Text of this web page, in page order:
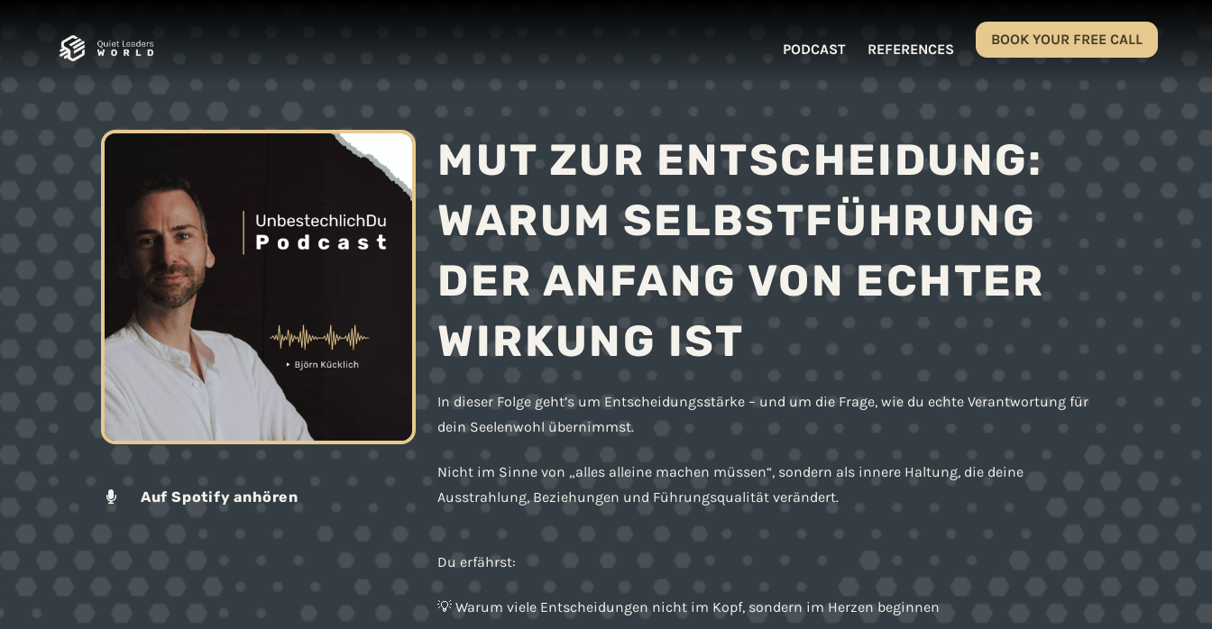
PODCAST REFERENCES
BOOK YOUR FREE CALL
Auf Spotify anhören
MUT ZUR ENTSCHEIDUNG:
WARUM SELBSTFÜHRUNG
DER ANFANG VON ECHTER
WIRKUNG IST
In dieser Folge geht’s um Entscheidungsstärke – und um die Frage, wie du echte Verantwortung für
dein Seelenwohl übernimmst.
Nicht im Sinne von „alles alleine machen müssen“, sondern als innere Haltung, die deine
Ausstrahlung, Beziehungen und Führungsqualität verändert.
Du erfährst:
💡 Warum viele Entscheidungen nicht im Kopf, sondern im Herzen beginnen